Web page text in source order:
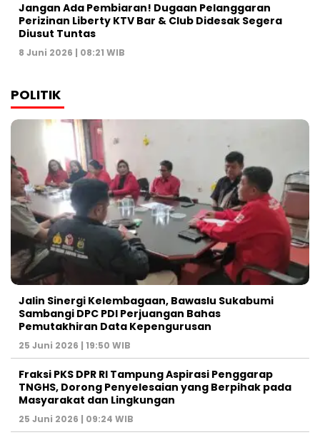
Jangan Ada Pembiaran! Dugaan Pelanggaran
Perizinan Liberty KTV Bar & Club Didesak Segera
Diusut Tuntas
8 Juni 2026 | 08:21 WIB
POLITIK
Jalin Sinergi Kelembagaan, Bawaslu Sukabumi
Sambangi DPC PDI Perjuangan Bahas
Pemutakhiran Data Kepengurusan
25 Juni 2026 | 19:50 WIB
‎Fraksi PKS DPR RI Tampung Aspirasi Penggarap
TNGHS, Dorong Penyelesaian yang Berpihak pada
Masyarakat dan Lingkungan‎
25 Juni 2026 | 09:24 WIB